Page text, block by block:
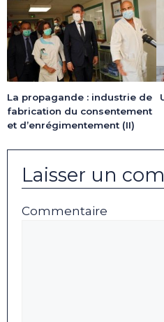
La propagande : industrie de
fabrication du consentement
et d’enrégimentement (II)
Laisser un
Commentaire